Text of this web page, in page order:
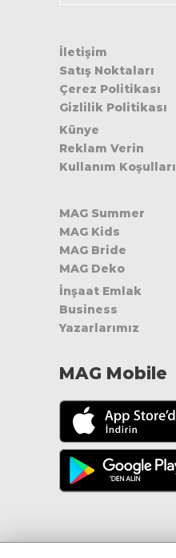
İletişim
Satış Noktaları
Çerez Politikası
Gizlilik Politikası
Künye
Reklam Verin
Kullanım Koşulları
MAG Summer
MAG Kids
MAG Bride
MAG Deko
İnşaat Emlak
Business
Yazarlarımız
MAG Mobile